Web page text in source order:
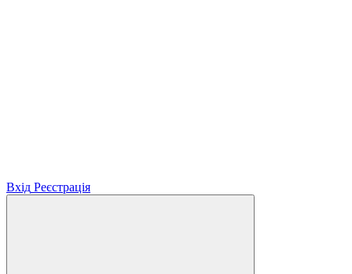
Вхід Реєстрація